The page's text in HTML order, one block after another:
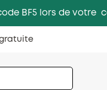
BF5 lors de votre